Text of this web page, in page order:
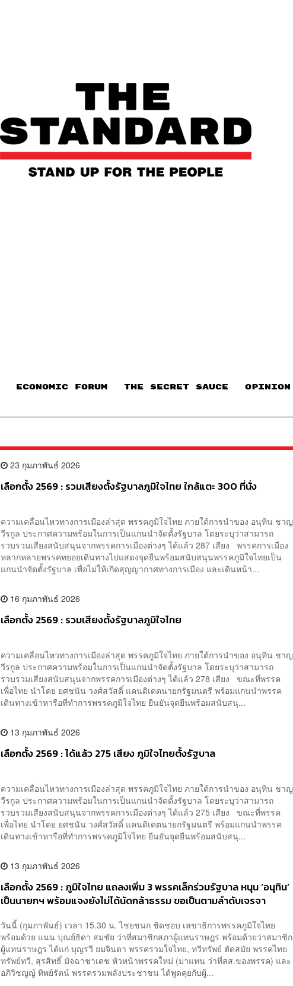
ECONOMIC FORUM THE SECRET SAUCE​ OPINION
23 กุมภาพันธ์ 2026
เลือกตั้ง 2569 : รวมเสียงตั้งรัฐบาลภูมิใจไทย ใกล้แตะ 300 ที่นั่ง
ความเคลื่อนไหวทางการเมืองล่าสุด พรรคภูมิใจไทย ภายใต้การนำของ อนุทิน ชาญ
วีรกูล ประกาศความพร้อมในการเป็นแกนนำจัดตั้งรัฐบาล โดยระบุว่าสามารถ
รวบรวมเสียงสนับสนุนจากพรรคการเมืองต่างๆ ได้แล้ว 287 เสียง พรรคการเมือง
หลากหลายพรรคทยอยเดินทางไปแสดงจุดยืนพร้อมสนับสนุนพรรคภูมิใจไทยเป็น
แกนนำจัดตั้งรัฐบาล เพื่อไม่ให้เกิดสุญญากาศทางการเมือง และเดินหน้า...
16 กุมภาพันธ์ 2026
เลือกตั้ง 2569 : รวมเสียงตั้งรัฐบาลภูมิใจไทย
ความเคลื่อนไหวทางการเมืองล่าสุด พรรคภูมิใจไทย ภายใต้การนำของ อนุทิน ชาญ
วีรกูล ประกาศความพร้อมในการเป็นแกนนำจัดตั้งรัฐบาล โดยระบุว่าสามารถ
รวบรวมเสียงสนับสนุนจากพรรคการเมืองต่างๆ ได้แล้ว 278 เสียง ขณะที่พรรค
เพื่อไทย นำโดย ยศชนัน วงศ์สวัสดิ์ แคนดิเดตนายกรัฐมนตรี พร้อมแกนนำพรรค
เดินทางเข้าหารือที่ทำการพรรคภูมิใจไทย ยืนยันจุดยืนพร้อมสนับสนุ...
13 กุมภาพันธ์ 2026
เลือกตั้ง 2569 : ได้แล้ว 275 เสียง ภูมิใจไทยตั้งรัฐบาล
ความเคลื่อนไหวทางการเมืองล่าสุด พรรคภูมิใจไทย ภายใต้การนำของ อนุทิน ชาญ
วีรกูล ประกาศความพร้อมในการเป็นแกนนำจัดตั้งรัฐบาล โดยระบุว่าสามารถ
รวบรวมเสียงสนับสนุนจากพรรคการเมืองต่างๆ ได้แล้ว 275 เสียง ขณะที่พรรค
เพื่อไทย นำโดย ยศชนัน วงศ์สวัสดิ์ แคนดิเดตนายกรัฐมนตรี พร้อมแกนนำพรรค
เดินทางเข้าหารือที่ทำการพรรคภูมิใจไทย ยืนยันจุดยืนพร้อมสนับสนุ...
13 กุมภาพันธ์ 2026
เลือกตั้ง 2569 : ภูมิใจไทย แถลงเพิ่ม 3 พรรคเล็กร่วมรัฐบาล หนุน ‘อนุทิน’
เป็นนายกฯ พร้อมแจงยังไม่ได้นัดกล้าธรรม ขอเป็นตามลำดับเจรจา
วันนี้ (กุมภาพันธ์) เวลา 15.30 น. ไชยชนก ชิดชอบ เลขาธิการพรรคภูมิใจไทย
พร้อมด้วย แนน บุณย์ธิดา สมชัย ว่าที่สมาชิกสภาผู้แทนราษฎร พร้อมด้วยว่าสมาชิก
ผู้แทนราษฎร ได้แก่ บุญรวี ยมจินดา พรรครวมใจไทย, ทวีทรัพย์ ตัดสมัย พรรคไทย
ทรัพย์ทวี, สุรสิทธิ์ มัจฉาชาเดช หัวหน้าพรรคใหม่ (มาแทน ว่าที่สส.ของพรรค) และ
อภิวิชญญ์ ทิพย์รัตน์ พรรครวมพลังประชาชน ได้พูดคุยกับผู้...